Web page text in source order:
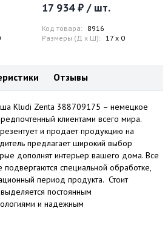
17 934 ₽ / шт.
Код товара: 8916
Размеры (Д x Ш): 17 x 0
Отзывы
Kludi Zenta 388709175 – немецкое
клиентами всего мира.
и продает продукцию на
предлагает широкий выбор
дополнят интерьер вашего дома. Все
подвергаются специальной обработке,
период продукта. Стоит
постоянным
и надежным